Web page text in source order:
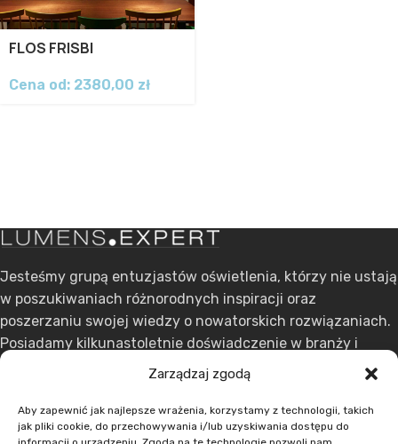
Zarządzaj zgodą
Aby zapewnić jak najlepsze wrażenia, korzystamy z technologii, takich
jak pliki cookie, do przechowywania i/lub uzyskiwania dostępu do
FLOS FRISBI
Cena od: 2380,00 zł
Jesteśmy grupą entuzjastów oświetlenia, którzy nie ustają
w poszukiwaniach różnorodnych inspiracji oraz
poszerzaniu swojej wiedzy o nowatorskich rozwiązaniach.
Posiadamy kilkunastoletnie doświadczenie w branży i
stawiamy na ciągły rozwój.
ul. Dąbrowskiego 301, 60-406 Poznań
+48 608 636 580